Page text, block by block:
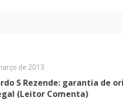
de 2013
S Rezende: garantia de
(Leitor Comenta)